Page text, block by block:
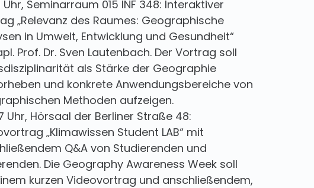
Uhr, Seminarraum 015 INF 348: Interaktiver
„Relevanz des Raumes: Geographische
in Umwelt, Entwicklung und Gesundheit“
Prof. Dr. Sven Lautenbach. Der Vortrag soll
als Stärke der Geographie
und konkrete Anwendungsbereiche von
Methoden aufzeigen.
Uhr, Hörsaal der Berliner Straße 48:
„Klimawissen Student LAB“ mit
Q&A von Studierenden und
Die Geography Awareness Week soll
kurzen Videovortrag und anschließendem,